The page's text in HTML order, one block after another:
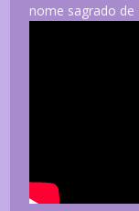
nome sagrado de